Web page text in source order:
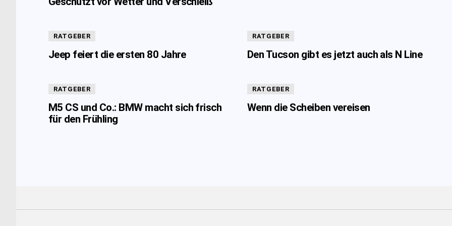
RATGEBER
Jeep feiert die ersten 80 Jahre
RATGEBER
Den Tucson gibt es jetzt auch als N Line
RATGEBER
M5 CS und Co.: BMW macht sich frisch
für den Frühling
RATGEBER
Wenn die Scheiben vereisen